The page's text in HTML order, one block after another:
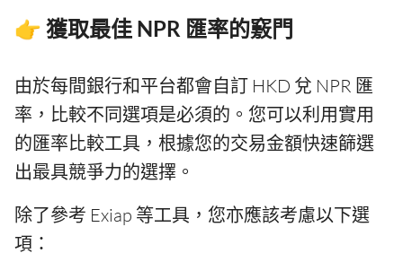
👉 獲取最佳 NPR 匯率的竅門
由於每間銀行和平台都會自訂 HKD 兌 NPR 匯
率，比較不同選項是必須的。您可以利用實用
的匯率比較工具，根據您的交易金額快速篩選
出最具競爭力的選擇。
除了參考 Exiap 等工具，您亦應該考慮以下選
項：